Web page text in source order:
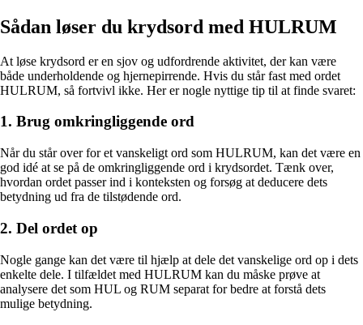
Sådan løser du krydsord med HULRUM
At løse krydsord er en sjov og udfordrende aktivitet, der kan være
både underholdende og hjernepirrende. Hvis du står fast med ordet
HULRUM, så fortvivl ikke. Her er nogle nyttige tip til at finde svaret:
1. Brug omkringliggende ord
Når du står over for et vanskeligt ord som HULRUM, kan det være en
god idé at se på de omkringliggende ord i krydsordet. Tænk over,
hvordan ordet passer ind i konteksten og forsøg at deducere dets
betydning ud fra de tilstødende ord.
2. Del ordet op
Nogle gange kan det være til hjælp at dele det vanskelige ord op i dets
enkelte dele. I tilfældet med HULRUM kan du måske prøve at
analysere det som HUL og RUM separat for bedre at forstå dets
mulige betydning.